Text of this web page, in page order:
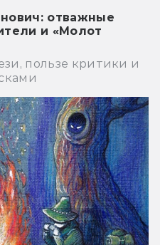
отважные
и «Молот
пользе критики и